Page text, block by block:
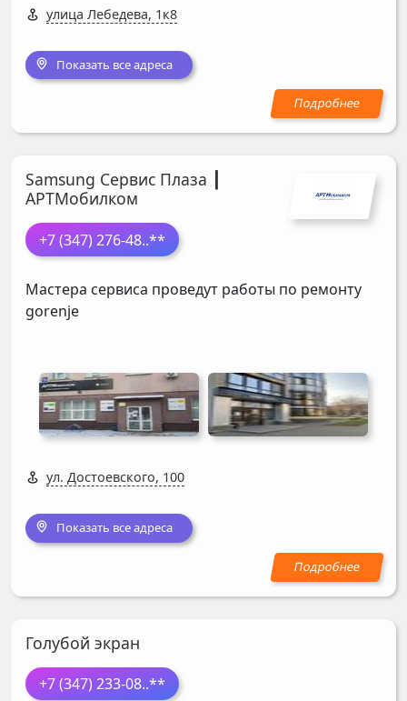
улица Лебедева, 1к8
Показать все адреса
Samsung Сервис Плаза ┃
АРТМобилком
+7 (347) 276-48..**
Мастера сервиса проведут работы по ремонту
gorenje
ул. Достоевского, 100
Показать все адреса
Голубой экран
+7 (347) 233-08..**